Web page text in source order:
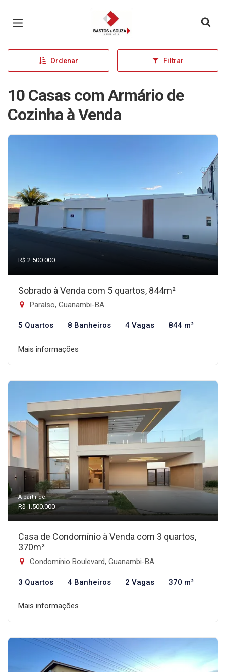
Página inicial
Ordenar Filtrar
10 Casas com Armário de
Cozinha à Venda
R$ 2.500.000
Sobrado à Venda com 5 quartos, 844m²
Paraíso, Guanambi-BA
5 Quartos 8 Banheiros 4 Vagas 844 m²
Mais informações
A partir de:
R$ 1.500.000
Casa de Condomínio à Venda com 3 quartos,
370m²
Condomínio Boulevard, Guanambi-BA
3 Quartos 4 Banheiros 2 Vagas 370 m²
Mais informações